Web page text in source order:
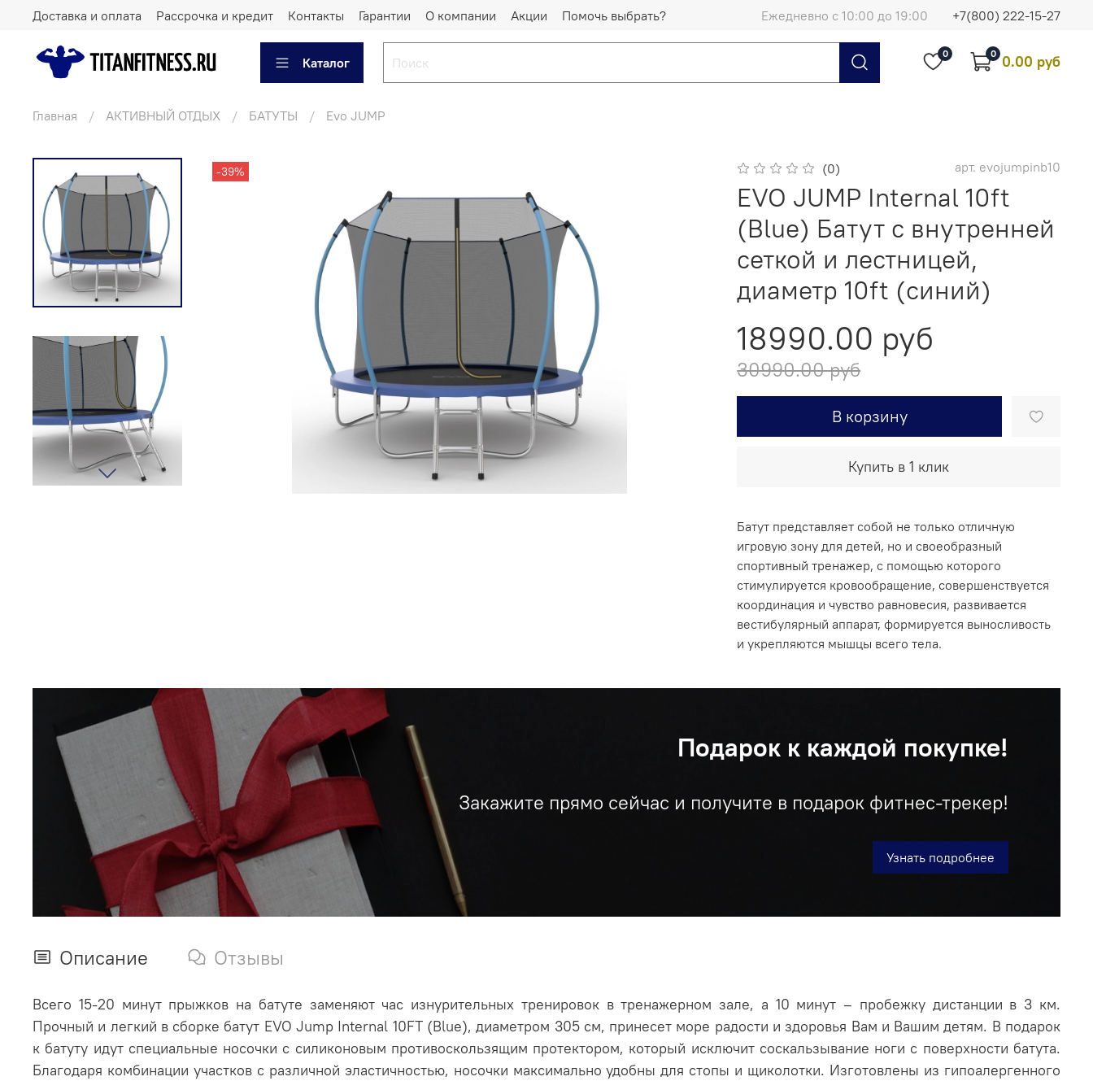
Доставка и оплата Рассрочка и кредит Контакты Гарантии О компании Акции Помочь выбрать? Ежедневно с 10:00 до 19:00 +7(800) 222-15-27
Каталог
0 0 0.00 руб
Главная АКТИВНЫЙ ОТДЫХ БАТУТЫ Evo JUMP
-39% (0) арт. evojumpinb10
EVO JUMP Internal 10ft
(Blue) Батут с внутренней
сеткой и лестницей,
диаметр 10ft (синий)
18990.00 руб
30990.00 руб
В корзину
Купить в 1 клик
Батут представляет собой не только отличную
игровую зону для детей, но и своеобразный
спортивный тренажер, с помощью которого
стимулируется кровообращение, совершенствуется
координация и чувство равновесия, развивается
вестибулярный аппарат, формируется выносливость
и укрепляются мышцы всего тела.
Подарок к каждой покупке!
Закажите прямо сейчас и получите в подарок фитнес-трекер!
Узнать подробнее
Описание Отзывы
Всего 15-20 минут прыжков на батуте заменяют час изнурительных тренировок в тренажерном зале, а 10 минут – пробежку дистанции в 3 км.
Прочный и легкий в сборке батут EVO Jump Internal 10FT (Blue), диаметром 305 см, принесет море радости и здоровья Вам и Вашим детям. В подарок
к батуту идут специальные носочки с силиконовым противоскользящим протектором, который исключит соскальзывание ноги с поверхности батута.
Благодаря комбинации участков с различной эластичностью, носочки максимально удобны для стопы и щиколотки. Изготовлены из гипоалергенного